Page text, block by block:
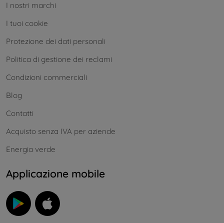
I nostri marchi
I tuoi cookie
Protezione dei dati personali
Politica di gestione dei reclami
Condizioni commerciali
Blog
Contatti
Acquisto senza IVA per aziende
Energia verde
Applicazione mobile